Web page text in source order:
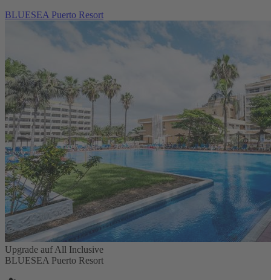
BLUESEA Puerto Resort
Upgrade auf All Inclusive
BLUESEA Puerto Resort